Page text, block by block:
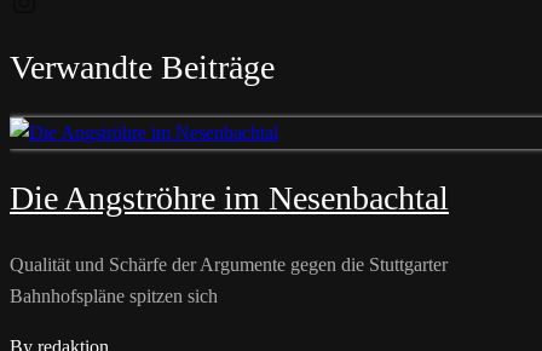
Verwandte Beiträge
Die Angströhre im Nesenbachtal
Qualität und Schärfe der Argumente gegen die Stuttgarter
Bahnhofspläne spitzen sich
By redaktion